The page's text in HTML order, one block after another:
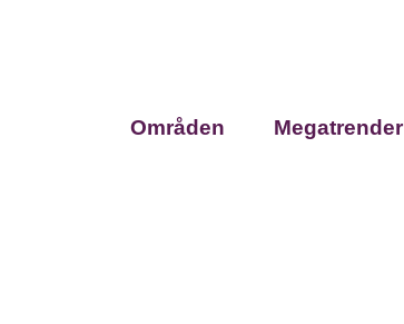
Områden Megatrender